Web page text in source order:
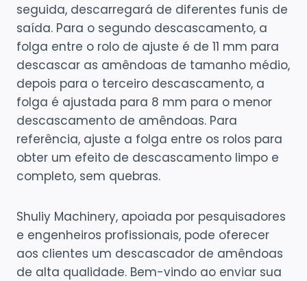
seguida, descarregará de diferentes funis de
saída. Para o segundo descascamento, a
folga entre o rolo de ajuste é de 11 mm para
descascar as amêndoas de tamanho médio,
depois para o terceiro descascamento, a
folga é ajustada para 8 mm para o menor
descascamento de amêndoas. Para
referência, ajuste a folga entre os rolos para
obter um efeito de descascamento limpo e
completo, sem quebras.
Shuliy Machinery, apoiada por pesquisadores
e engenheiros profissionais, pode oferecer
aos clientes um descascador de amêndoas
de alta qualidade. Bem-vindo ao enviar sua